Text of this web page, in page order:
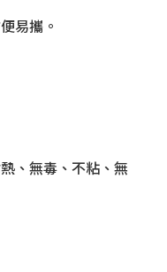
易攜。
、無毒、不粘、無